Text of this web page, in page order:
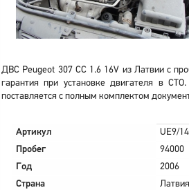
ДВС Peugeot 307 CC 1.6 16V из Латвии с
гарантия при установке двигателя в
поставляется с полным комплектом
Артикул
UE9/
Пробег
94000
Год
2006
Страна
Латвия